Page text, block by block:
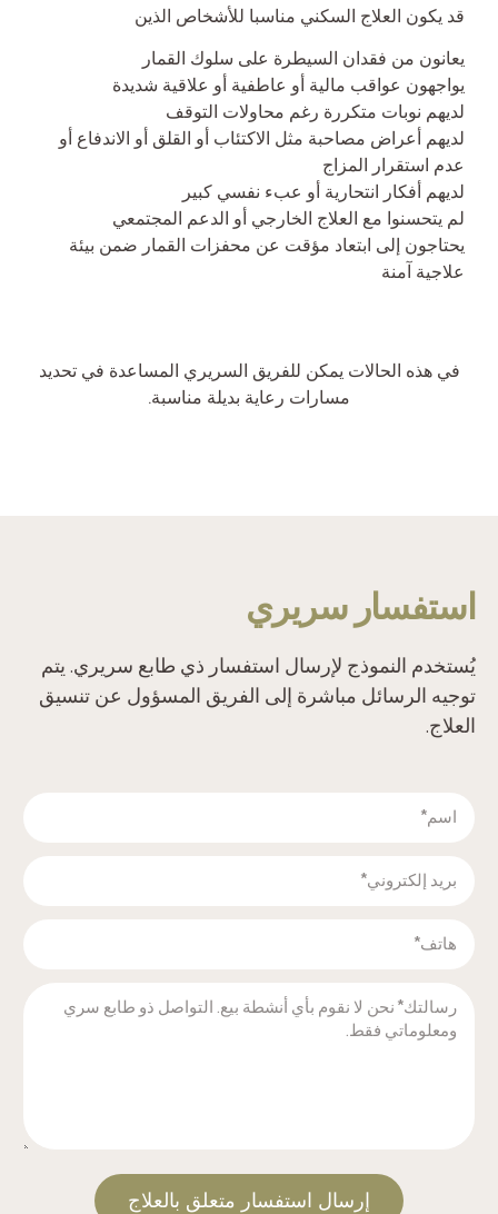
قد يكون العلاج السكني مناسبا للأشخاص الذين
يعانون من فقدان السيطرة على سلوك القمار
يواجهون عواقب مالية أو عاطفية أو علاقية شديدة
لديهم نوبات متكررة رغم محاولات التوقف
لديهم أعراض مصاحبة مثل الاكتئاب أو القلق أو الاندفاع أو
عدم استقرار المزاج
لديهم أفكار انتحارية أو عبء نفسي كبير
لم يتحسنوا مع العلاج الخارجي أو الدعم المجتمعي
يحتاجون إلى ابتعاد مؤقت عن محفزات القمار ضمن بيئة
علاجية آمنة
في هذه الحالات يمكن للفريق السريري المساعدة في تحديد
مسارات رعاية بديلة مناسبة.
‫استفسار سريري‬
‫يُستخدم النموذج لإرسال استفسار ذي طابع سريري. يتم
توجيه الرسائل مباشرة إلى الفريق المسؤول عن تنسيق
العلاج.‬
‫إرسال استفسار متعلق بالعلاج